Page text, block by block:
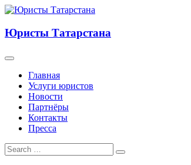
Юристы Татарстана
Главная
Услуги юристов
Новости
Партнёры
Контакты
Пресса